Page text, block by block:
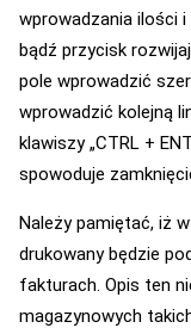
wprowadzania ilości i
bądź przycisk
pole wprowadzić
wprowadzić kolejną
klawiszy „CTRL +
spowoduje
Należy pamiętać, iż
drukowany będzie
fakturach. Opis ten
magazynowych